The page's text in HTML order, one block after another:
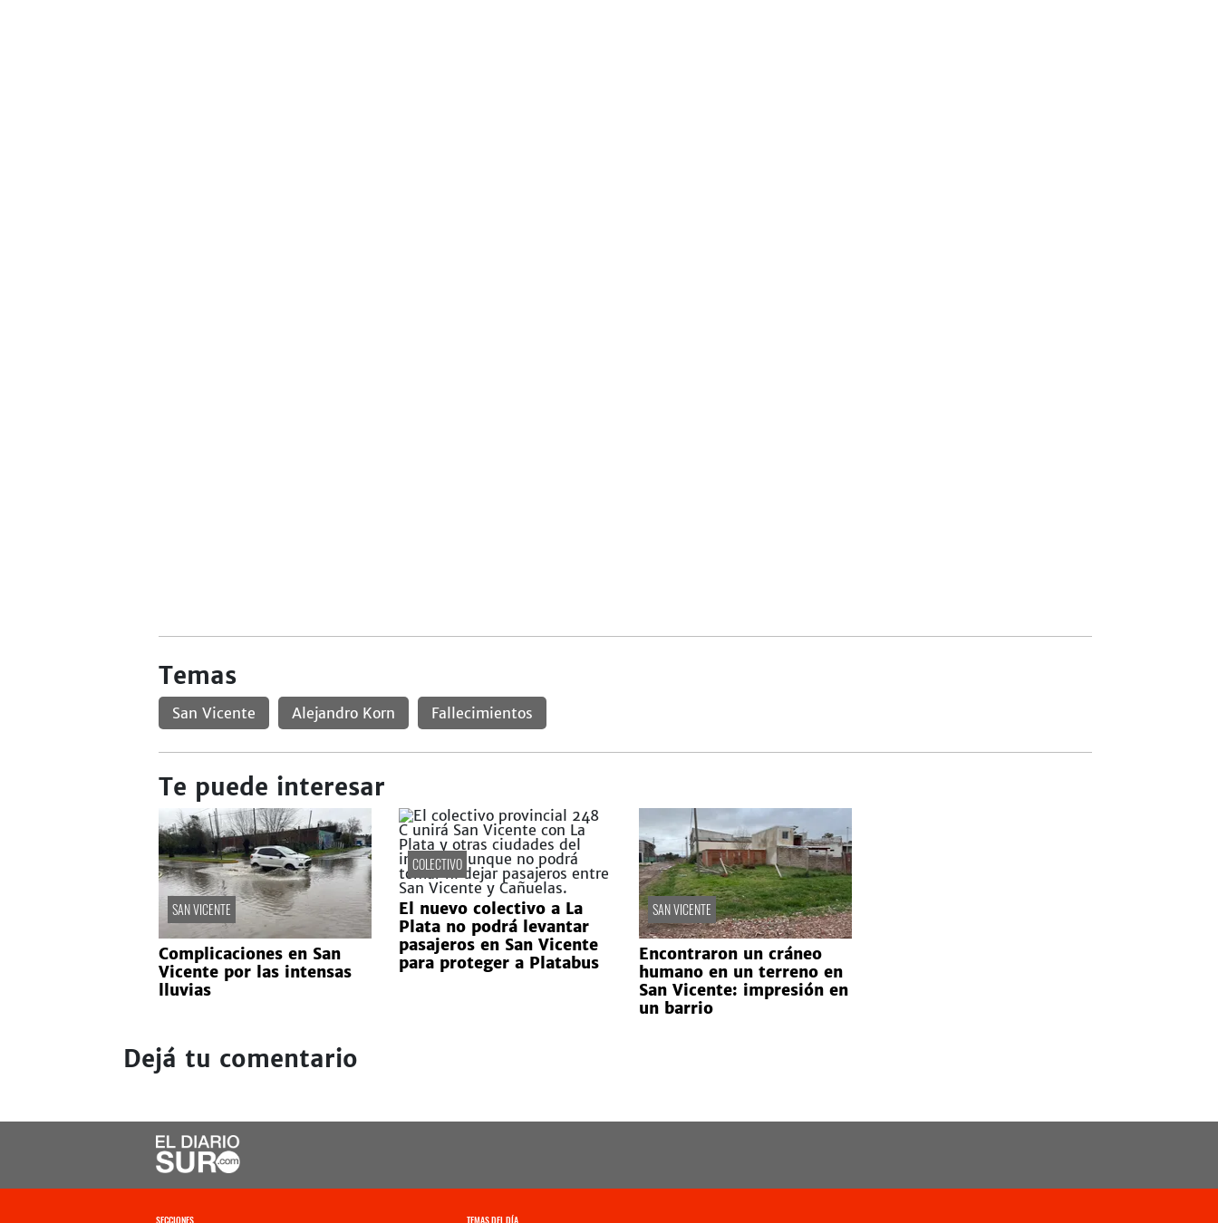
Temas
San Vicente Alejandro Korn Fallecimientos
Te puede interesar
SAN VICENTE
Complicaciones en San
Vicente por las intensas
lluvias
COLECTIVO
El nuevo colectivo a La
Plata no podrá levantar
pasajeros en San Vicente
para proteger a Platabus
SAN VICENTE
Encontraron un cráneo
humano en un terreno en
San Vicente: impresión en
un barrio
Dejá tu comentario
SECCIONES TEMAS DEL DÍA